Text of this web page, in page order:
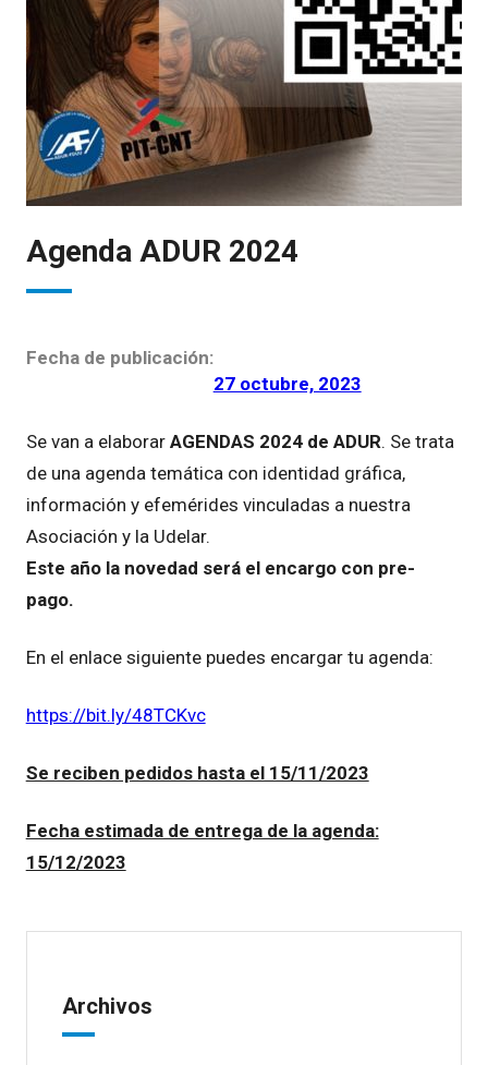
Agenda ADUR 2024
Fecha de publicación:
27 octubre, 2023
Se van a elaborar AGENDAS 2024 de ADUR. Se trata
de una agenda temática con identidad gráfica,
información y efemérides vinculadas a nuestra
Asociación y la Udelar.
Este año la novedad será el encargo con pre-
pago.
En el enlace siguiente puedes encargar tu agenda:
https://bit.ly/48TCKvc
Se reciben pedidos hasta el 15/11/2023
Fecha estimada de entrega de la agenda:
15/12/2023
Archivos